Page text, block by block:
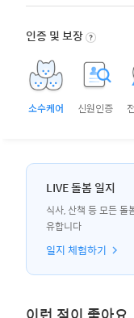
인증 및 보장
소수케어 신원인증
LIVE 돌봄 일지
식사, 산책 등 모든
유합니다
일지 체험하기